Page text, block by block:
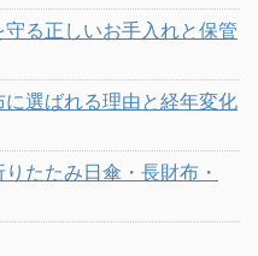
る正しいお手入れと保管
選ばれる理由と経年変化
たたみ日傘・長財布・